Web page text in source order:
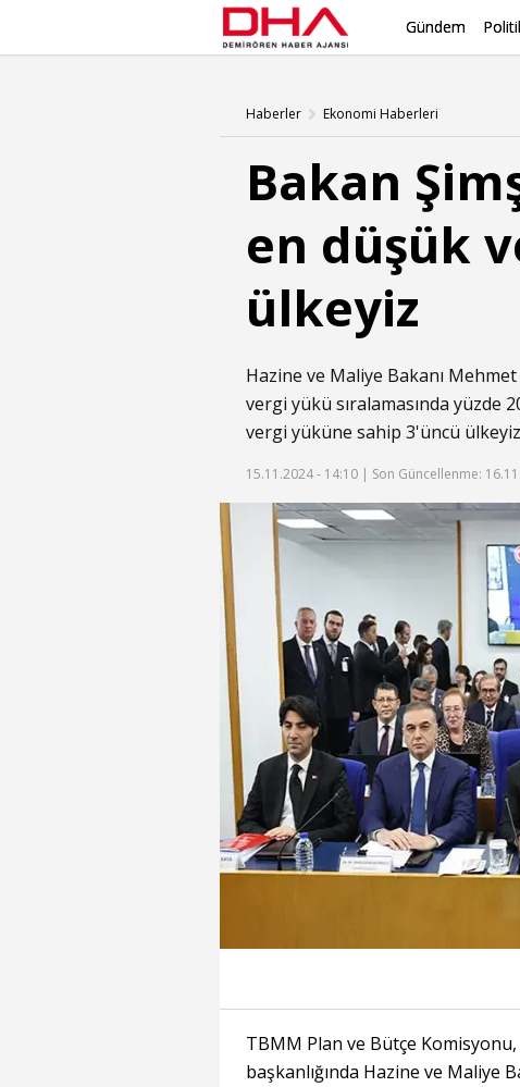
Gündem
Haberler Ekonomi Haberleri
Bakan
en düşük
ülkeyiz
Hazine ve Maliye Bakanı
vergi yükü sıralamasında yüzde
vergi yüküne sahip 3'üncü
15.11.2024 - 14:10 | Son Güncellenme:
TBMM Plan ve Bütçe
başkanlığında Hazine ve Maliye